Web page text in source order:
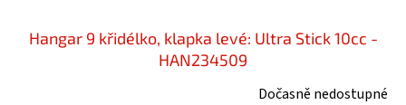
Hangar 9 křidélko, klapka levé: Ultra Stick 10cc -
HAN234509
Dočasně nedostupné